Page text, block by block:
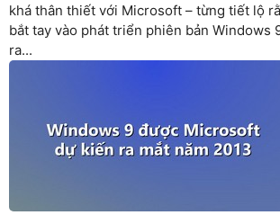
khá thân thiết với Microsoft – từng tiết lộ
bắt tay vào phát triển phiên bản Windows
ra...